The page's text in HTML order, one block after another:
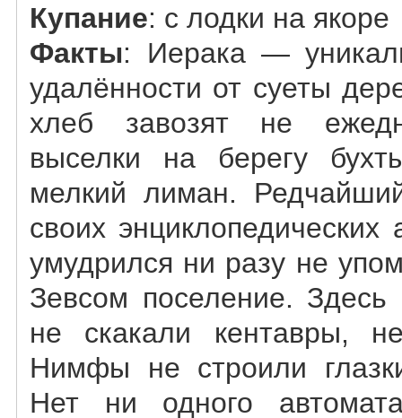
Купание: с лодки на якоре
Факты: Иерака —
удалённости от суеты
хлеб завозят не
выселки на берегу
мелкий лиман.
своих энциклопедических
умудрился ни разу не
Зевсом поселение. Здесь
не скакали кентавры,
Нимфы не строили
Нет ни одного